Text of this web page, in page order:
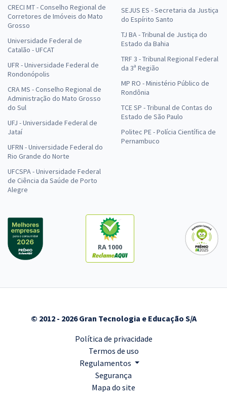
CRECI MT - Conselho Regional de
Corretores de Imóveis do Mato
Grosso
Universidade Federal de
Catalão - UFCAT
UFR - Universidade Federal de
Rondonópolis
CRA MS - Conselho Regional de
Administração do Mato Grosso
do Sul
UFJ - Universidade Federal de
Jataí
UFRN - Universidade Federal do
Rio Grande do Norte
UFCSPA - Universidade Federal
de Ciência da Saúde de Porto
Alegre
SEJUS ES - Secretaria da Justiça
do Espírito Santo
TJ BA - Tribunal de Justiça do
Estado da Bahia
TRF 3 - Tribunal Regional Federal
da 3ª Região
MP RO - Ministério Público de
Rondônia
TCE SP - Tribunal de Contas do
Estado de São Paulo
Politec PE - Polícia Científica de
Pernambuco
RA 1000
© 2012 - 2026 Gran Tecnologia e Educação S/A
Política de privacidade
Termos de uso
Regulamentos
Segurança
Mapa do site